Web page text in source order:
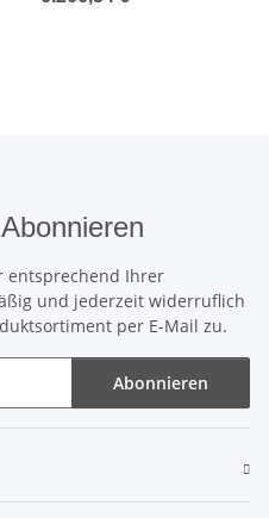
entsprechend Ihrer
und jederzeit widerruflich
per E-Mail zu.
Abonnieren